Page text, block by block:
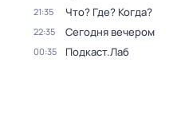
21:35 Что? Где? Когда?
22:35 Сегодня вечером
00:35 Подкаст.Лаб